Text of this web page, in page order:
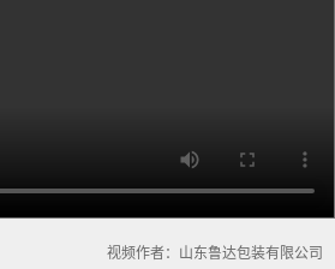
视频作者：山东鲁达包装有限公司